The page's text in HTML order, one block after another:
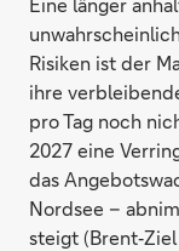
Risiken ist der
ihre
pro Tag noch
2027 eine
das
Nordsee –
steigt